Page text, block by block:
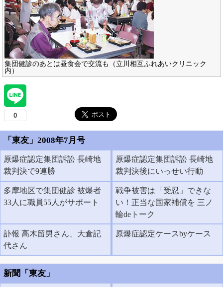
集団健診のあとは昼食会で交流も（立川相互ふれあいクリニック
内）
「東友」2008年7月号
原爆症認定集団訴訟 長崎地
裁判決で9連勝
原爆症認定集団訴訟 長崎地
裁判決後にいっせい行動
多摩地区で集団健診 被爆者
33人に職員55人がサポート
戦争被害は「受忍」できな
い！正当な国家補償を 三ノ
輪deトーク
訃報 高木留男さん、大倉記
代さん
原爆症認定ケースbyケース
新聞「東友」